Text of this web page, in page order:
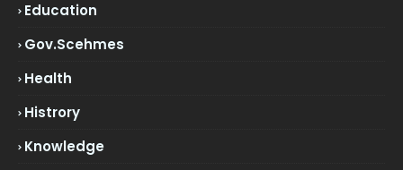
Education
Gov.scehmes
Health
Histrory
Knowledge